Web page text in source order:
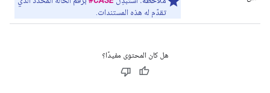
تقدّم له هذه المستندات.
هل كان المحتوى مفيدًا؟